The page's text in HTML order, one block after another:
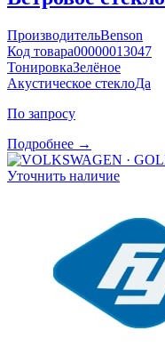
ПроизводительBenson
Код товара00000013047
ТонировкаЗелёное
Акустическое стеклоДа
По запросу
Подробнее →
Уточнить наличие